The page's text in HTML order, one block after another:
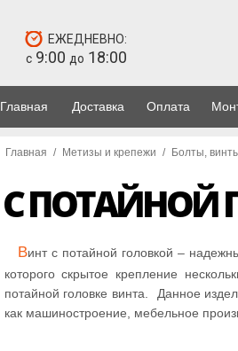
ЕЖЕДНЕВНО:
с9:00 до 18:00
Главная Доставка Оплата
Главная / Метизы и крепежи / Болты,
С ПОТАЙНОЙ
Винт с потайной головкой –
которого скрытое крепление
потайной головке винта. Данное
как машиностроение, мебельное